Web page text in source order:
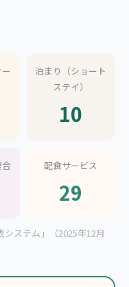
泊まり（ショート
ステイ）
10
配食サービス
29
ステム」（2025年12月